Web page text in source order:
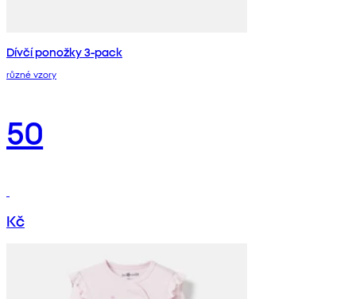
Dívčí ponožky 3-pack
různé vzory
50
Kč